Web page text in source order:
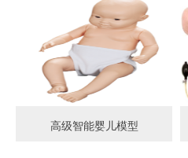
高级智能婴儿模型